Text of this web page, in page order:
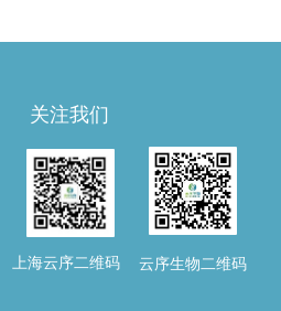
上海云序二维码 云序生物二维码
关注我们